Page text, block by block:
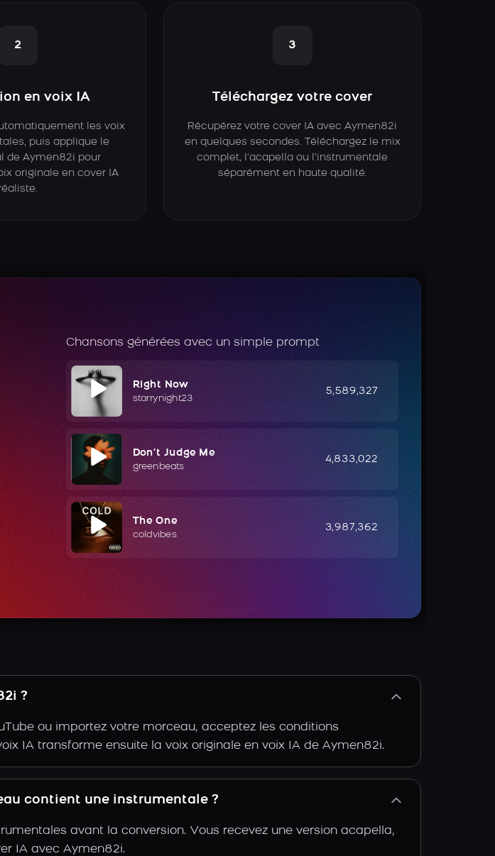
2
en voix IA
les voix
puis applique le
de Aymen82i pour
originale en cover IA
3
Téléchargez votre cover
Récupérez votre cover IA avec Aymen82i
en quelques secondes. Téléchargez le mix
complet, l’acapella ou l’instrumentale
séparément en haute qualité.
Chansons générées avec un simple prompt
Right Now
starrynight23
5,589,327
Don't Judge Me
greenbeats
4,833,022
The One
coldvibes
3,987,362
?
ou importez votre morceau, acceptez les conditions
IA transforme ensuite la voix originale en voix IA de Aymen82i.
contient une instrumentale ?
avant la conversion. Vous recevez une version acapella,
IA avec Aymen82i.